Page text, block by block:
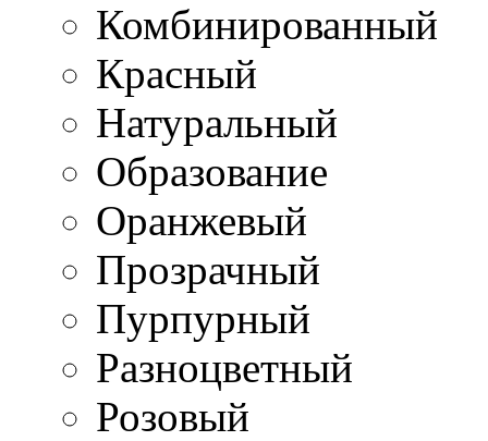
Комбинированный
Красный
Натуральный
Образование
Оранжевый
Прозрачный
Пурпурный
Разноцветный
Розовый